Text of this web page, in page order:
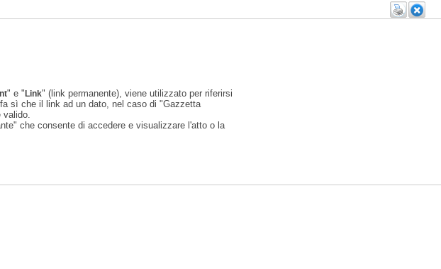
" e "Link" (link permanente), viene utilizzato per riferirsi
sì che il link ad un dato, nel caso di "Gazzetta
valido.
che consente di accedere e visualizzare l'atto o la